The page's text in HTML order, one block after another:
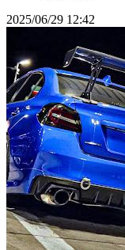
2025/06/29 12:42